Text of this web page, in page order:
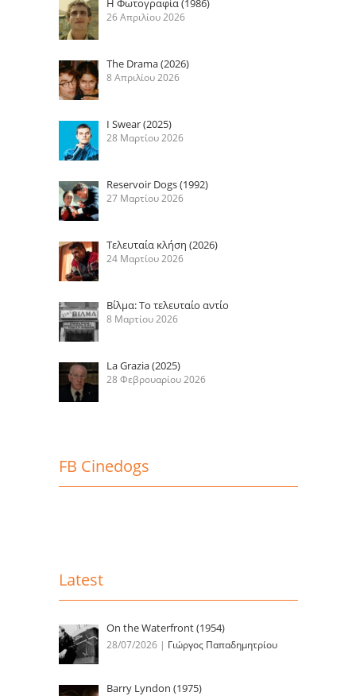
Η Φωτογραφία (1986)
26 Απριλίου 2026
The Drama (2026)
8 Απριλίου 2026
I Swear (2025)
28 Μαρτίου 2026
Reservoir Dogs (1992)
27 Μαρτίου 2026
Τελευταία κλήση (2026)
24 Μαρτίου 2026
Βίλμα: Το τελευταίο αντίο
8 Μαρτίου 2026
La Grazia (2025)
28 Φεβρουαρίου 2026
FB Cinedogs
Latest
On the Waterfront (1954)
28/07/2026 | Γιώργος Παπαδημητρίου
Barry Lyndon (1975)